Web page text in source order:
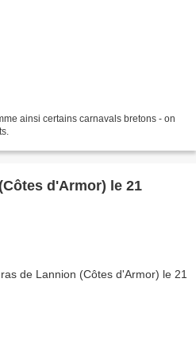
ainsi certains carnavals bretons - on
d'Armor) le 21